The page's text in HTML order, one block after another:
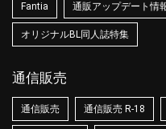
Fantia 通販アップデート情
オリジナルBL同人誌特集
通信販売
通信販売 通信販売 R-18